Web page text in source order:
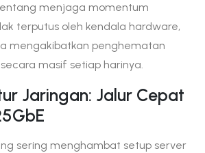
menjaga momentum
terputus oleh kendala hardware,
mengakibatkan penghematan
masif setiap harinya.
Jaringan: Jalur Cepat
sering menghambat setup server